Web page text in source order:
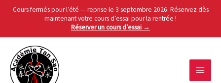
Cours fermés pour l’été — reprise le 3 septembre 2026. Réservez dès
maintenant votre cours d’essai pour la rentrée !
Réserver un cours d’essai →
content
MAIN